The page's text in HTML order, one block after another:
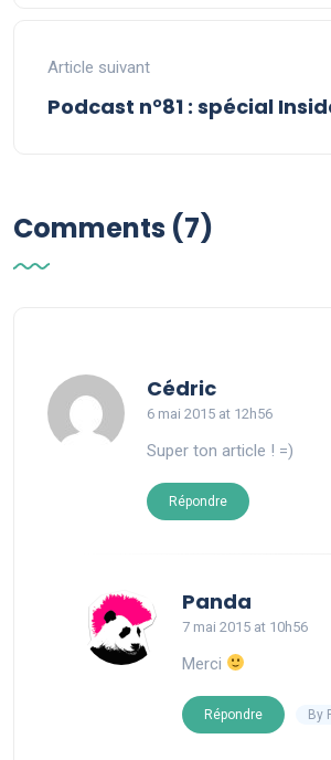
Article suivant
Podcast n°81 : spécial
Comments (7)
Cédricsays:
6 mai 2015 at 12h56
Super ton article ! =)
Répondre
Panda
7 mai 2015 at 10h56
Merci
Répondre By